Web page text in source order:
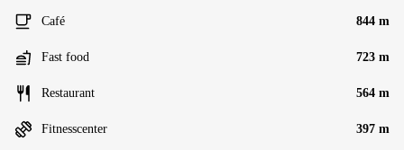
Café 844 m
Fast food 723 m
Restaurant 564 m
Fitnesscenter 397 m